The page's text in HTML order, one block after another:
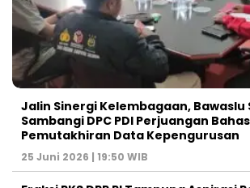
Jalin Sinergi Kelembagaan, Bawaslu
Sambangi DPC PDI Perjuangan Bahas
Pemutakhiran Data Kepengurusan
25 Juni 2026 | 19:50 WIB